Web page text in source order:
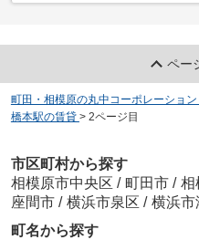
ペー
町田・相模原の丸中コーポレーション
橋本駅の賃貸 > 2ページ目
市区町村から探す
相模原市中央区 / 町田市 / 相
座間市 / 横浜市泉区 / 横浜市
町名から探す